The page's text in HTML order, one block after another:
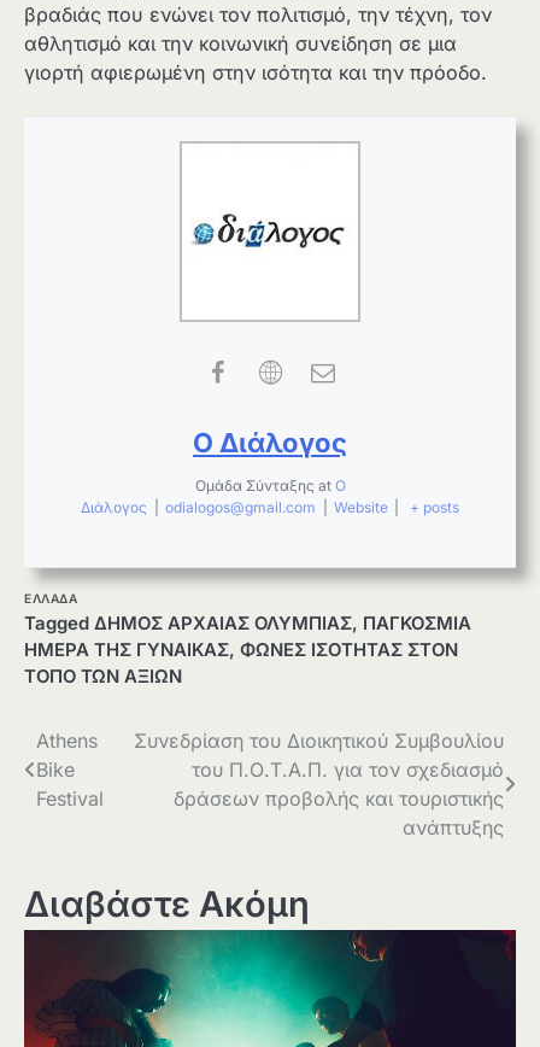
βραδιάς που ενώνει τον πολιτισμό, την τέχνη, τον
αθλητισμό και την κοινωνική συνείδηση σε μια
γιορτή αφιερωμένη στην ισότητα και την πρόοδο.
Ο Διάλογος
Ομάδα Σύνταξης at Ο
Διάλογος
odialogos@gmail.com Website + posts
ΕΛΛΑΔΑ
Tagged ΔΗΜΟΣ ΑΡΧΑΙΑΣ ΟΛΥΜΠΙΑΣ, ΠΑΓΚΟΣΜΙΑ
ΗΜΕΡΑ ΤΗΣ ΓΥΝΑΙΚΑΣ, ΦΩΝΕΣ ΙΣΟΤΗΤΑΣ ΣΤΟΝ
ΤΟΠΟ ΤΩΝ ΑΞΙΩΝ
Πλοήγηση
άρθρων
Athens
Bike
Festival
Συνεδρίαση του Διοικητικού Συμβουλίου
του Π.Ο.Τ.Α.Π. για τον σχεδιασμό
δράσεων προβολής και τουριστικής
ανάπτυξης
Διαβάστε Ακόμη